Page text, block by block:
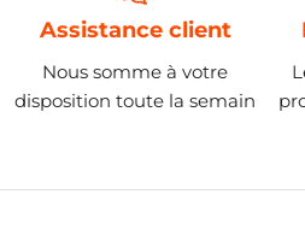
Assistance client
Nous somme à votre
disposition toute la semain